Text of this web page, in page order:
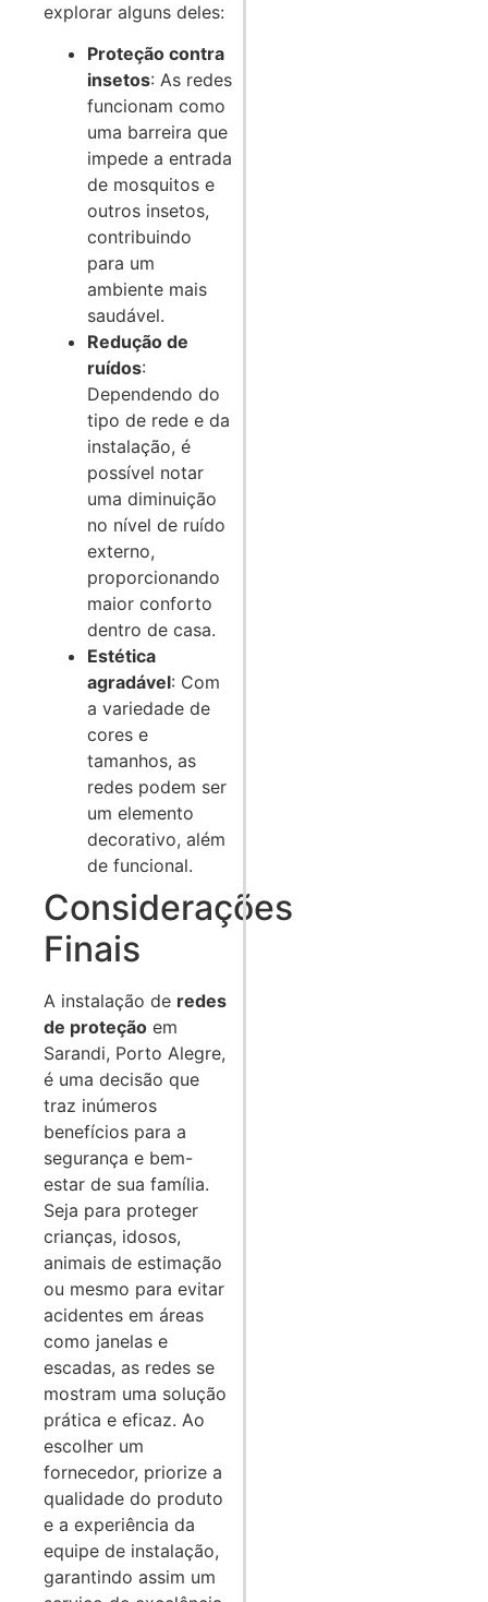
explorar alguns deles:
Proteção contra
insetos: As redes
funcionam como
uma barreira que
impede a entrada
de mosquitos e
outros insetos,
contribuindo
para um
ambiente mais
saudável.
Redução de
ruídos:
Dependendo do
tipo de rede e da
instalação, é
possível notar
uma diminuição
no nível de ruído
externo,
proporcionando
maior conforto
dentro de casa.
Estética
agradável: Com
a variedade de
cores e
tamanhos, as
redes podem ser
um elemento
decorativo, além
de funcional.
Considerações
Finais
A instalação de redes
de proteção em
Sarandi, Porto Alegre,
é uma decisão que
traz inúmeros
benefícios para a
segurança e bem-
estar de sua família.
Seja para proteger
crianças, idosos,
animais de estimação
ou mesmo para evitar
acidentes em áreas
como janelas e
escadas, as redes se
mostram uma solução
prática e eficaz. Ao
escolher um
fornecedor, priorize a
qualidade do produto
e a experiência da
equipe de instalação,
garantindo assim um